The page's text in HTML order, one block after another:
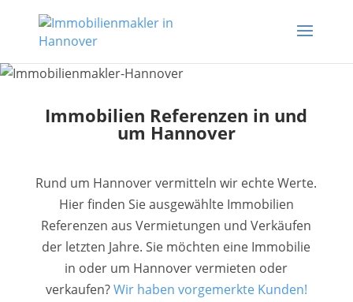
Immobilien Referenzen in und
um Hannover
Rund um Hannover vermitteln wir echte Werte.
Hier finden Sie ausgewählte Immobilien
Referenzen aus Vermietungen und Verkäufen
der letzten Jahre. Sie möchten eine Immobilie
in oder um Hannover vermieten oder
verkaufen?Wir haben vorgemerkte Kunden!